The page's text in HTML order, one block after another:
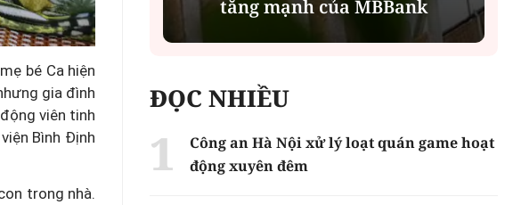
bé Ca hiện
gia đình
viên tinh
Bình Định
trong nhà.
động nữ
tăng mạnh của MBBank
ĐỌC NHIỀU
Công an Hà Nội xử lý loạt quán game hoạt
động xuyên đêm